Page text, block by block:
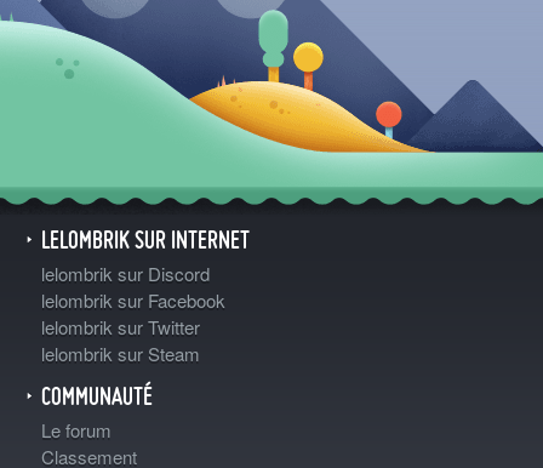
LELOMBRIK SUR INTERNET
lelombrik sur Discord
lelombrik sur Facebook
lelombrik sur Twitter
lelombrik sur Steam
COMMUNAUTÉ
Le forum
Classement